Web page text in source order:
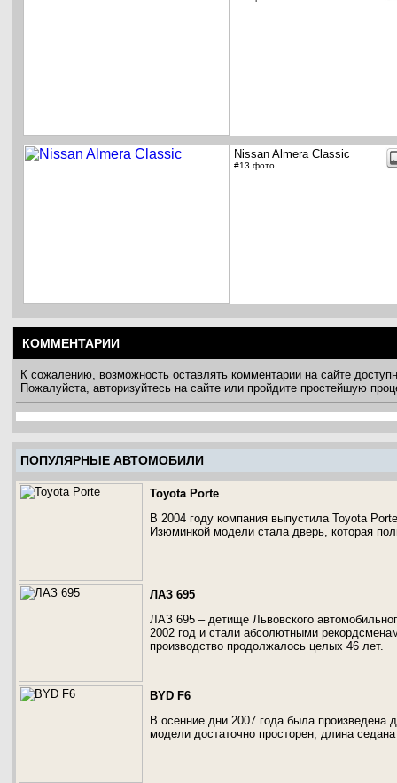
Nissan Almera Classic
#13 фото
КОММЕНТАРИИ
К сожалению, возможность оставлять комментарии на сайте
Пожалуйста, авторизуйтесь на сайте или пройдите простейшую
ПОПУЛЯРНЫЕ АВТОМОБИЛИ
Toyota Porte
В 2004 году компания выпустила Toyota
Изюминкой модели стала дверь, которая
ЛАЗ 695
ЛАЗ 695 – детище Львовского
2002 год и стали абсолютными
производство продолжалось целых 46 лет.
BYD F6
В осенние дни 2007 года была произведена
модели достаточно просторен, длина